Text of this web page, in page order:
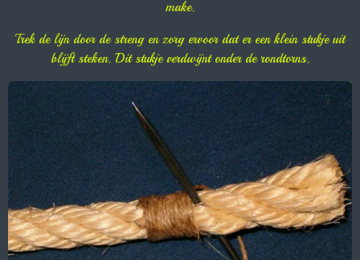
make.
Trek de lijn door de streng en zorg ervoor dat er een klein stukje uit
blijft steken. Dit stukje verdwijnt onder de rondtorns.